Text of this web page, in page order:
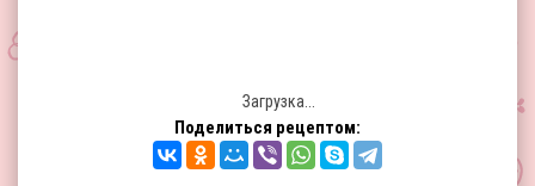
Загрузка...
Поделиться рецептом: